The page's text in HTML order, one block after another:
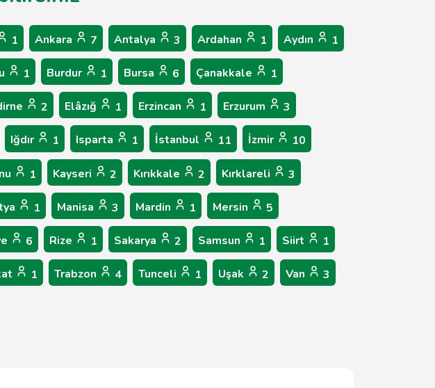
1 Ankara 7 Antalya 3 Ardahan 1 Aydın 1
1 Burdur 1 Bursa 6 Çanakkale 1
2 Elâzığ 1 Erzincan 1 Erzurum 3
Iğdır 1 Isparta 1 İstanbul 11 İzmir 10
1 Kayseri 2 Kırıkkale 2 Kırklareli 3
1 Manisa 3 Mardin 1 Mersin 5
6 Rize 1 Sakarya 2 Samsun 1 Siirt 1
1 Trabzon 4 Tunceli 1 Uşak 2 Van 3